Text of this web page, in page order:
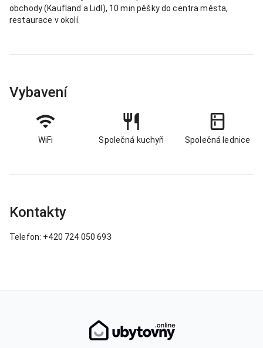
obchody (Kaufland a Lidl), 10 min pěšky do centra města,
restaurace v okolí.
Vybavení
WiFi Společná kuchyň Společná lednice
Kontakty
Telefon: +420 724 050 693